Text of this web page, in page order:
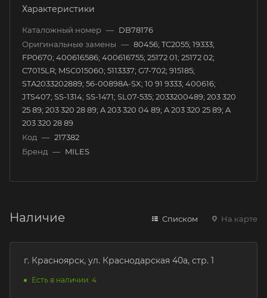
Характеристики
Каталожный номер — DB78176
Оригинальные замены — 80456; TC2055; 19333;
FP0670; 400616586; 400616755; 25172 01; 25172 02;
C7015LR; MSC015060; 5113337; G7-702; 915185;
STA2033202889; 56-00898A-SX; 10 91 9333; 400616;
JTS407; SS-1314; SS-1471; SL07-535; 2033200489; 203 320
25 89; 203 320 28 89; A 203 320 04 89; A 203 320 25 89; A
203 320 28 89
Код — 217382
Бренд — MILES
Наличие Списком На карте
г. Красноярск, ул. Краснодарская 40а, стр. 1
Есть в наличии: 4